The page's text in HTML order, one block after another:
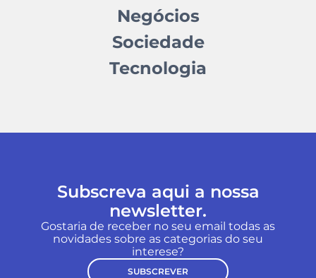
Negócios
Sociedade
Tecnologia
Subscreva aqui a nossa
newsletter.
Gostaria de receber no seu email todas as
novidades sobre as categorias do seu
interese?
SUBSCREVER